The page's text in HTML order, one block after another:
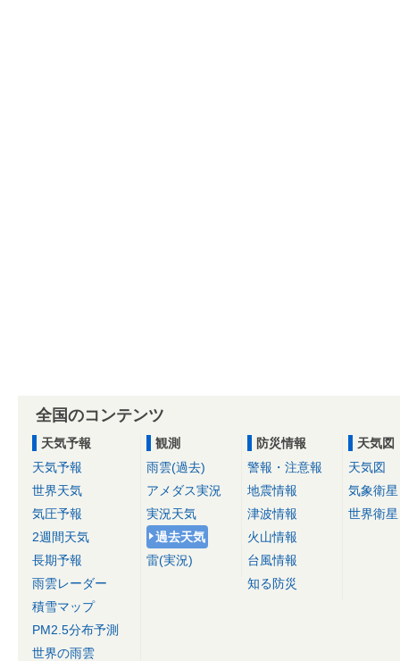
全国のコンテンツ
天気予報
天気予報
世界天気
気圧予報
2週間天気
長期予報
雨雲レーダー
積雪マップ
PM2.5分布予測
世界の雨雲
観測
雨雲(過去)
アメダス実況
実況天気
過去天気
雷(実況)
防災情報
警報・注意報
地震情報
津波情報
火山情報
台風情報
知る防災
天気図
天気図
気象衛星
世界衛星